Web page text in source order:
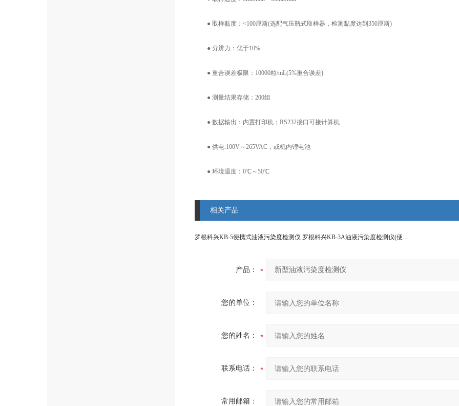
● 取样黏度：<100厘斯(选配气压瓶式取样器，检测黏度达到350厘斯)
● 分辨力：优于10%
● 重合误差极限：10000粒/mL(5%重合误差)
● 测量结果存储：200组
● 数据输出：内置打印机；RS232接口可接计算机
● 供电:100V～265VAC，或机内锂电池
● 环境温度：0℃～50℃
相关产品
罗根科兴KB-5便携式油液污染度检测仪 罗根科兴KB-3A油液污染度检测仪(便携式颗粒计数器)
产品：
您的单位：
您的姓名：
联系电话：
常用邮箱：